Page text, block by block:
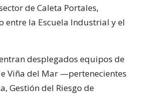
de Caleta Portales,
entre la Escuela Industrial y el
desplegados equipos de
Viña del Mar —pertenecientes
Gestión del Riesgo de